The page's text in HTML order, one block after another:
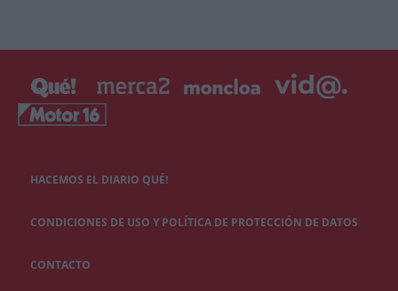
HACEMOS EL DIARIO QUÉ!
CONDICIONES DE USO Y POLÍTICA DE PROTECCIÓN DE DATOS
CONTACTO